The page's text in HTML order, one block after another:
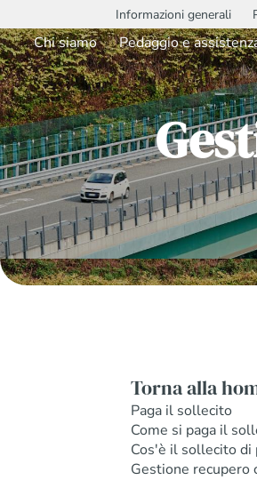
Informazioni generali
Chi siamo Pedaggio e
Torna alla
Paga il sollecito
Come si paga il
Cos'è il sollecito di
Gestione recupero